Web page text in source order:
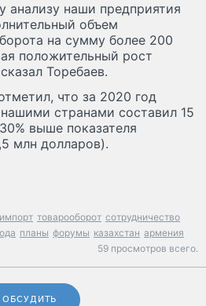
анализу наши предприятия
объем
на сумму более 200
положительный рост
Торебаев.
что за 2020 год
странами составил 15
выше показателя
млн долларов).
импорт товарооборот сотрудничество
планы форумы казахстан армения
59 просмотров всего.
ОБСУДИТЬ